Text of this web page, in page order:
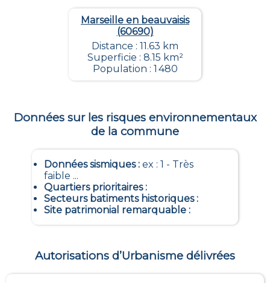
Marseille en beauvaisis
(60690)
Distance : 11.63 km
Superficie : 8.15 km²
Population : 1 480
Données sur les risques environnementaux
de la commune
Données sismiques: ex : 1 - Très
faible ...
Quartiers prioritaires:
Secteurs batiments historiques:
Site patrimonial remarquable:
Autorisations d’Urbanisme délivrées